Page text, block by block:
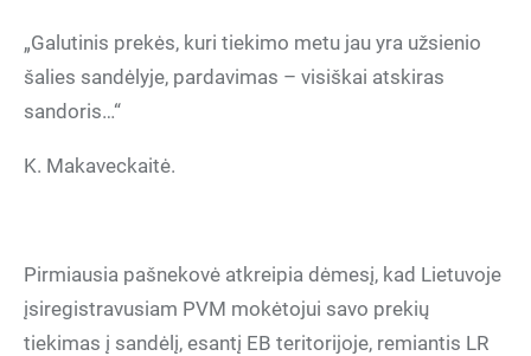
„Galutinis prekės, kuri tiekimo metu jau yra užsienio
šalies sandėlyje, pardavimas – visiškai atskiras
sandoris…“
K. Makaveckaitė.
Pirmiausia pašnekovė atkreipia dėmesį, kad Lietuvoje
įsiregistravusiam PVM mokėtojui savo prekių
tiekimas į sandėlį, esantį EB teritorijoje, remiantis LR